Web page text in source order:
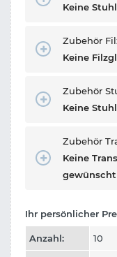
Keine
Zubehör
Keine
Zubehör
Keine
Zubehör
Keine
gewünscht
Ihr persönlicher
Anzahl: 10